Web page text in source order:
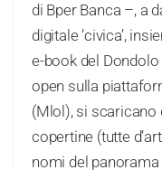
di Bper Banca –, a
digitale ’civica’,
e-book del
open sulla
(Mlol), si scaricano
copertine (tutte
nomi del